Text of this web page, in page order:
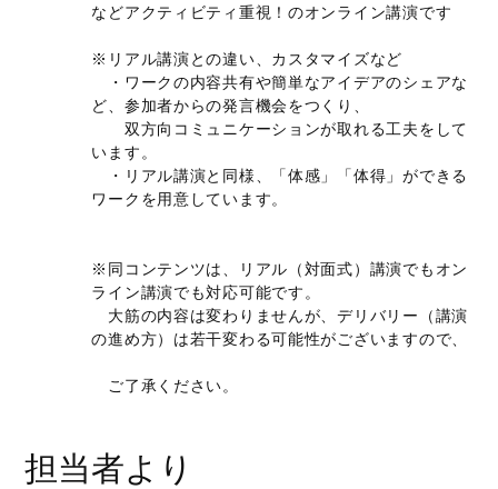
などアクティビティ重視！のオンライン講演です
※リアル講演との違い、カスタマイズなど
・ワークの内容共有や簡単なアイデアのシェアな
ど、参加者からの発言機会をつくり、
双方向コミュニケーションが取れる工夫をして
います。
・リアル講演と同様、「体感」「体得」ができる
ワークを用意しています。
※同コンテンツは、リアル（対面式）講演でもオン
ライン講演でも対応可能です。
大筋の内容は変わりませんが、デリバリー（講演
の進め方）は若干変わる可能性がございますので、
ご了承ください。
担当者より